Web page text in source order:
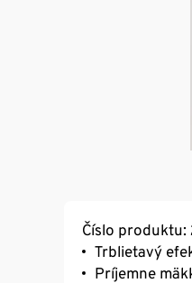
Číslo produktu:
Trblietavý
Príjemne